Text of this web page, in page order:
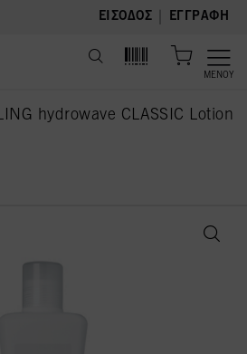
ΕΊΣΟΔΟΣ ΕΓΓΡΑΦΉ
ΜΕΝΟΎ
hydrowave CLASSIC Lotion
current page